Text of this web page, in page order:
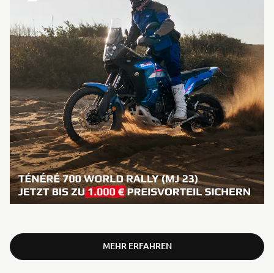
MEHR ERFAHREN